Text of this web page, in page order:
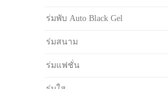
ร่มพับ Auto Black Gel
ร่มสนาม
ร่มแฟชั่น